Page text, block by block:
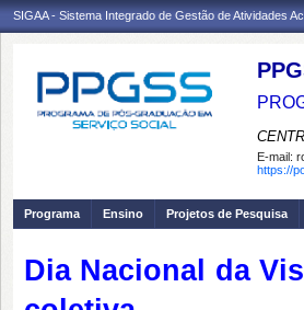
SIGAA - Sistema Integrado de Gestão de Atividades
E-mail:
https://
Programa Ensino Projetos de Pesquisa
Dia Nacional da